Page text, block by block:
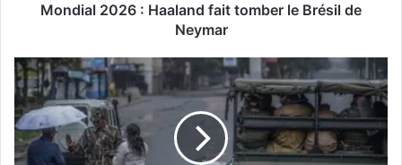
Mondial 2026 : Haaland fait tomber le Brésil de
Neymar